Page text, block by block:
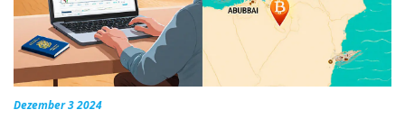
Dezember 3 2024